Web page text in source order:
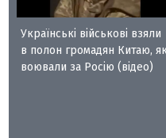
Українські військові взяли
в полон громадян Китаю,
воювали за Росію (відео)